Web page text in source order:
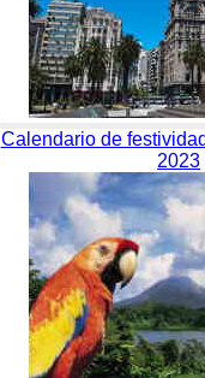
Calendario de
2023